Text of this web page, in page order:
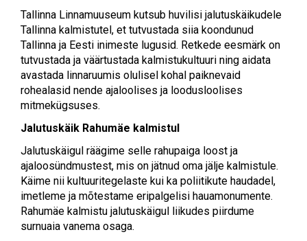
Tallinna Linnamuuseum kutsub huvilisi jalutuskäikudele
Tallinna kalmistutel, et tutvustada siia koondunud
Tallinna ja Eesti inimeste lugusid. Retkede eesmärk on
tutvustada ja väärtustada kalmistukultuuri ning aidata
avastada linnaruumis olulisel kohal paiknevaid
rohealasid nende ajaloolises ja loodusloolises
mitmekügsuses.
Jalutuskäik Rahumäe kalmistul
Jalutuskäigul räägime selle rahupaiga loost ja
ajaloosündmustest, mis on jätnud oma jälje kalmistule.
Käime nii kultuuritegelaste kui ka poliitikute haudadel,
imetleme ja mõtestame eripalgelisi hauamonumente.
Rahumäe kalmistu jalutuskäigul liikudes piirdume
surnuaia vanema osaga.